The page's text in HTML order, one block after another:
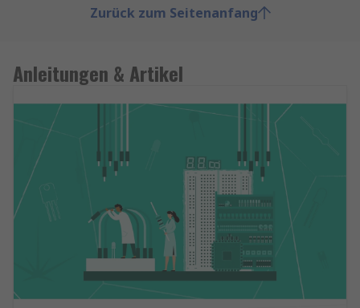
Zurück zum Seitenanfang
Anleitungen & Artikel